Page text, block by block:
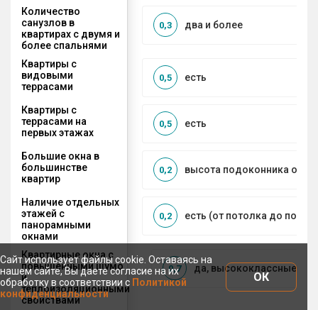
Количество
санузлов в
квартирах с двумя и
более спальнями
два и более
0,3
Квартиры с
видовыми
террасами
есть
0,5
Квартиры с
террасами на
первых этажах
есть
0,5
Большие окна в
большинстве
квартир
высота подоконника от
0,2
Наличие отдельных
этажей с
панорамными
окнами
есть (от потолка до пола)
0,2
Квартирные окна с
повышенными шумо
и
теплоизоляционными
свойствами
да, высококлассные
0,7
Сайт использует файлы cookie. Оставаясь на
нашем сайте, Вы даете согласие на их
обработку в соответствии с Политикой
конфиденциальности
ОК